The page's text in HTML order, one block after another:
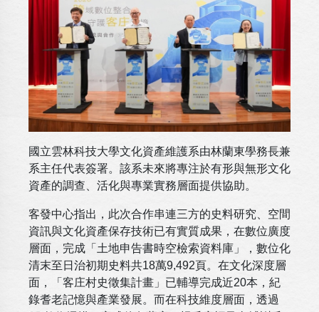
國立雲林科技大學文化資產維護系由林蘭東學務長兼
系主任代表簽署。該系未來將專注於有形與無形文化
資產的調查、活化與專業實務層面提供協助。
客發中心指出，此次合作串連三方的史料研究、空間
資訊與文化資產保存技術已有實質成果，在數位廣度
層面，完成「土地申告書時空檢索資料庫」，數位化
清末至日治初期史料共18萬9,492頁。在文化深度層
面，「客庄村史徵集計畫」已輔導完成近20本，紀
錄耆老記憶與產業發展。而在科技維度層面，透過